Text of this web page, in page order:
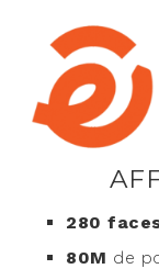
280
80M de